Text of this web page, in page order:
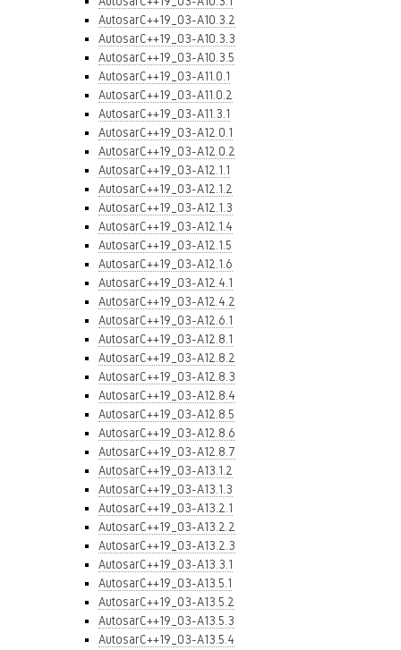
AutosarC++19_03-A10.3.2
AutosarC++19_03-A10.3.3
AutosarC++19_03-A10.3.5
AutosarC++19_03-A11.0.1
AutosarC++19_03-A11.0.2
AutosarC++19_03-A11.3.1
AutosarC++19_03-A12.0.1
AutosarC++19_03-A12.0.2
AutosarC++19_03-A12.1.1
AutosarC++19_03-A12.1.2
AutosarC++19_03-A12.1.3
AutosarC++19_03-A12.1.4
AutosarC++19_03-A12.1.5
AutosarC++19_03-A12.1.6
AutosarC++19_03-A12.4.1
AutosarC++19_03-A12.4.2
AutosarC++19_03-A12.6.1
AutosarC++19_03-A12.8.1
AutosarC++19_03-A12.8.2
AutosarC++19_03-A12.8.3
AutosarC++19_03-A12.8.4
AutosarC++19_03-A12.8.5
AutosarC++19_03-A12.8.6
AutosarC++19_03-A12.8.7
AutosarC++19_03-A13.1.2
AutosarC++19_03-A13.1.3
AutosarC++19_03-A13.2.1
AutosarC++19_03-A13.2.2
AutosarC++19_03-A13.2.3
AutosarC++19_03-A13.3.1
AutosarC++19_03-A13.5.1
AutosarC++19_03-A13.5.2
AutosarC++19_03-A13.5.3
AutosarC++19_03-A13.5.4